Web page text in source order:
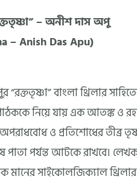
– অনীশ দাস অপু
– Anish Das Apu)
বাংলা থ্রিলার
নিয়ে যায় এক আতঙ্ক ও
ও প্রতিশোধের তীব্র
পাতা পর্যন্ত আটকে রাখবে।
মানের সাইকোলজিক্যাল